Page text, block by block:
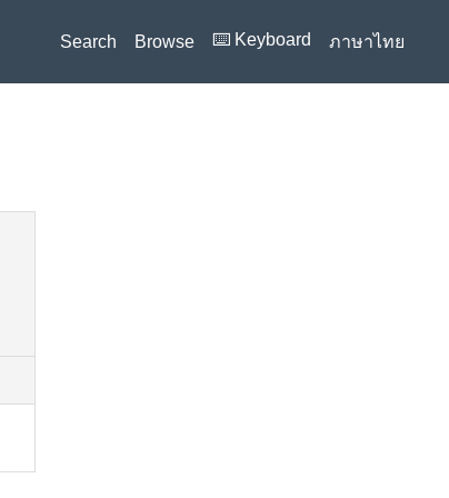
Search Browse ⌨️ Keyboard ภาษาไทย